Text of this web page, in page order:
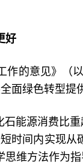
好
的意见》（
面绿色转型提
能源消费比
时间内实现
维方法作为指